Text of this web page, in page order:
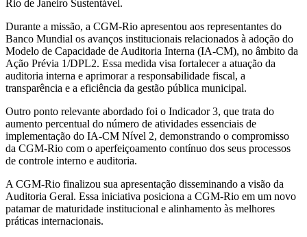
Rio de Janeiro Sustentável.
Durante a missão, a CGM-Rio apresentou aos representantes do
Banco Mundial os avanços institucionais relacionados à adoção do
Modelo de Capacidade de Auditoria Interna (IA-CM), no âmbito da
Ação Prévia 1/DPL2. Essa medida visa fortalecer a atuação da
auditoria interna e aprimorar a responsabilidade fiscal, a
transparência e a eficiência da gestão pública municipal.
Outro ponto relevante abordado foi o Indicador 3, que trata do
aumento percentual do número de atividades essenciais de
implementação do IA-CM Nível 2, demonstrando o compromisso
da CGM-Rio com o aperfeiçoamento contínuo dos seus processos
de controle interno e auditoria.
A CGM-Rio finalizou sua apresentação disseminando a visão da
Auditoria Geral. Essa iniciativa posiciona a CGM-Rio em um novo
patamar de maturidade institucional e alinhamento às melhores
práticas internacionais.